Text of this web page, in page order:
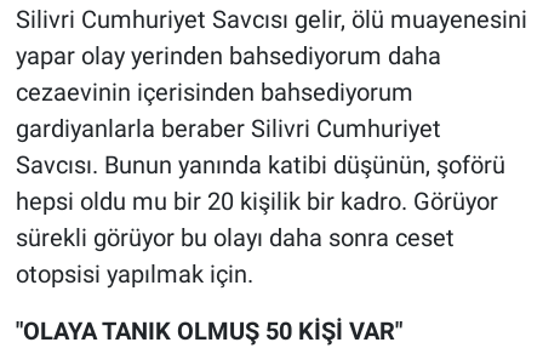
Silivri Cumhuriyet Savcısı gelir, ölü muayenesini
yapar olay yerinden bahsediyorum daha
cezaevinin içerisinden bahsediyorum
gardiyanlarla beraber Silivri Cumhuriyet
Savcısı. Bunun yanında katibi düşünün, şoförü
hepsi oldu mu bir 20 kişilik bir kadro. Görüyor
sürekli görüyor bu olayı daha sonra ceset
otopsisi yapılmak için.
"OLAYA TANIK OLMUŞ 50 KİŞİ VAR"